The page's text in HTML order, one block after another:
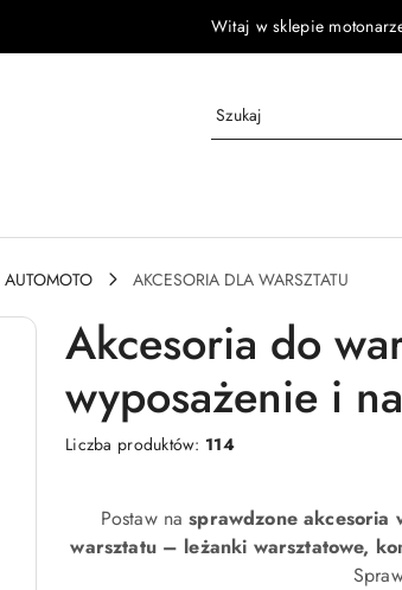
Witaj w sklepie
AUTOMOTO AKCESORIA DLA WARSZTATU
Akcesoria do
wyposażenie i
Liczba produktów: 114
Postaw nasprawdzone akcesoria
warsztatu – leżanki warsztatowe,